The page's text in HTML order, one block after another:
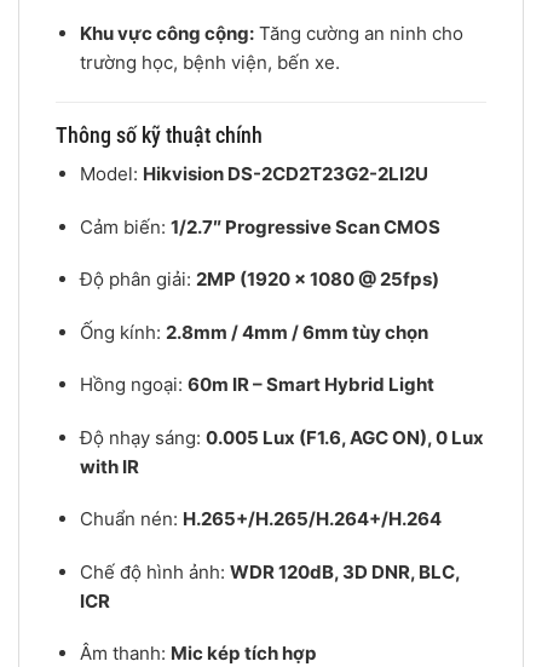
Khu vực công cộng:Tăng cường an ninh cho
trường học, bệnh viện, bến xe.
Thông số kỹ thuật chính
Model: Hikvision DS-2CD2T23G2-2LI2U
Cảm biến: 1/2.7″ Progressive Scan CMOS
Độ phân giải: 2MP (1920 × 1080 @ 25fps)
Ống kính: 2.8mm / 4mm / 6mm tùy chọn
Hồng ngoại: 60m IR – Smart Hybrid Light
Độ nhạy sáng: 0.005 Lux (F1.6, AGC ON), 0 Lux
with IR
Chuẩn nén: H.265+/H.265/H.264+/H.264
Chế độ hình ảnh: WDR 120dB, 3D DNR, BLC,
ICR
Âm thanh: Mic kép tích hợp